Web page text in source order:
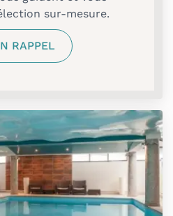
sur-mesure.
RAPPEL